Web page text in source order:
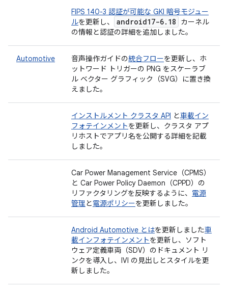
FIPS 140-3 認証が可能な GKI 暗号モジュー
ルを更新し、 android17-6. 18
カーネル
の情報と認証の詳細を追加しました。
Automotive 音声操作ガイドの統合フローを更新し、ホ
ットワード トリガーの PNG をスケーラブ
ル ベクター グラフィック（SVG）に置き換
えました。
インストルメント クラスタ API と車載イン
フォテインメントを更新し、クラスタ アプ
リホストでアプリ名を公開する詳細を記載
しました。
Car Power Management Service（CPMS）
と Car Power Policy Daemon（CPPD）の
リファクタリングを反映するように、 電源
管理と電源ポリシーを更新しました。
Android Automotive とはを更新しました車
載インフォテインメントを更新し、ソフト
ウェア定義車両（SDV）のドキュメント リ
ンクを導入し、IVI の見出しとスタイルを更
新しました。